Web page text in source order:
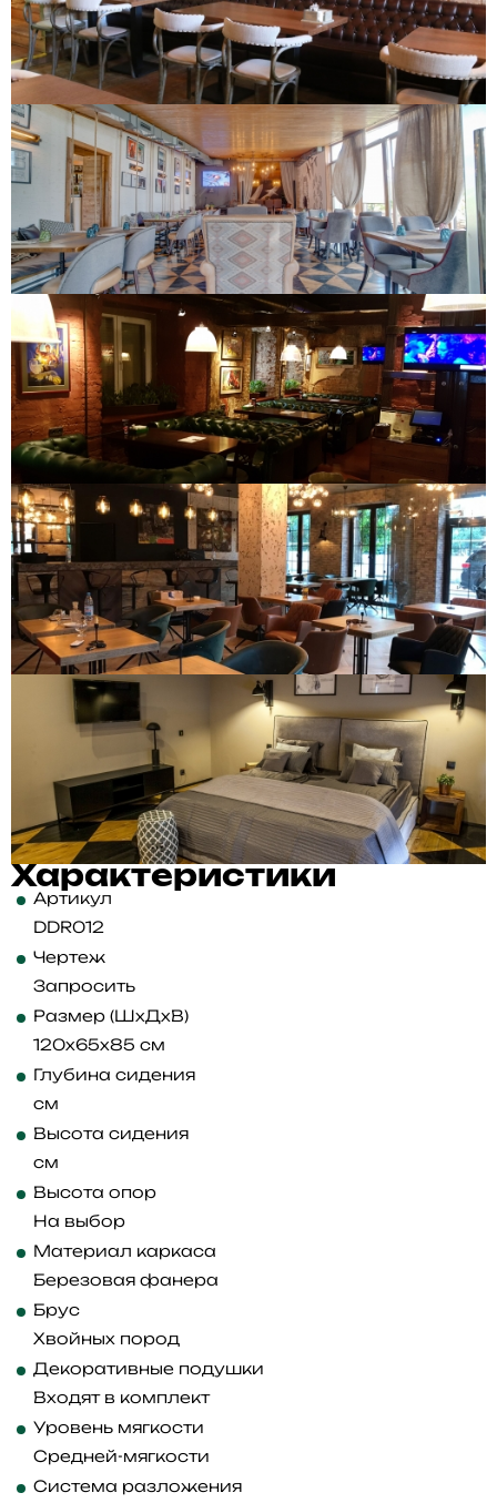
Характеристики
Артикул
DDR012
Чертеж
Запросить
Размер (ШхДхВ)
120x65x85 см
Глубина сидения
см
Высота сидения
см
Высота опор
На выбор
Материал каркаса
Березовая фанера
Брус
Хвойных пород
Декоративные подушки
Входят в комплект
Уровень мягкости
Средней-мягкости
Система разложения